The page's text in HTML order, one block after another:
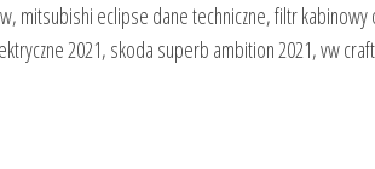
mitsubishi eclipse dane techniczne, filtr
2021, skoda superb ambition 2021, vw